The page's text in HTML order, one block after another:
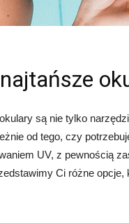
są nie tylko
od tego, czy
UV, z pewnością
Ci różne